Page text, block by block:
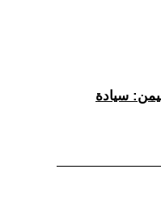
سيادة